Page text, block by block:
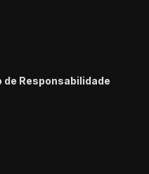
de Responsabilidade